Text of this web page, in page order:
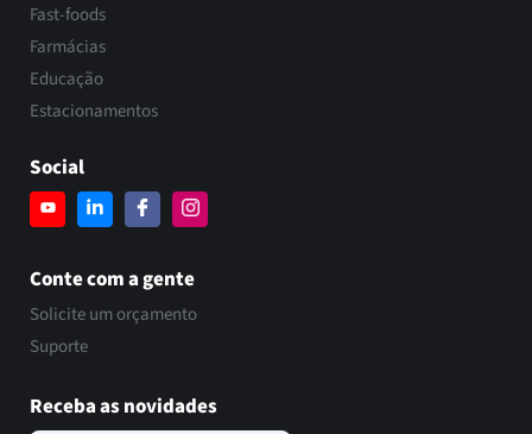
Fast-foods
Farmácias
Educação
Estacionamentos
Social
Conte com a gente
Solicite um orçamento
Suporte
Receba as novidades